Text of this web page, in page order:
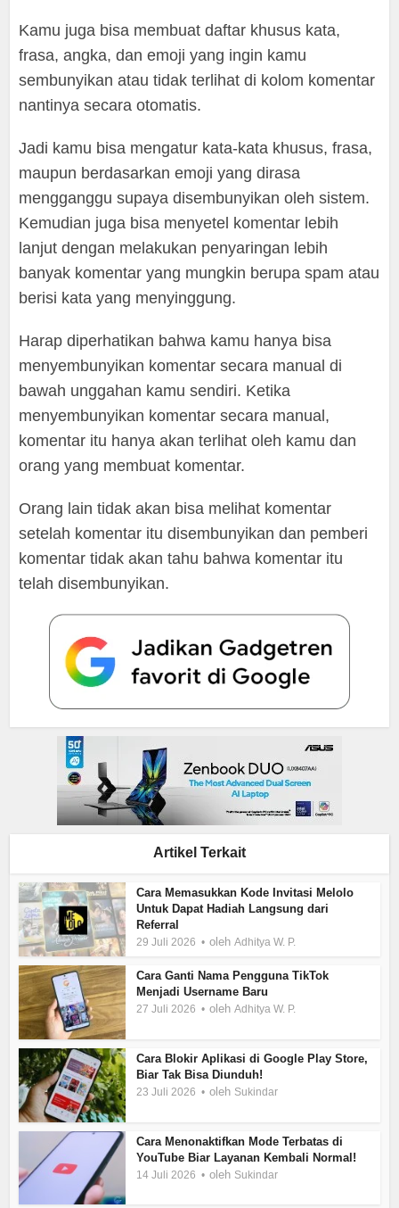
Kamu juga bisa membuat daftar khusus kata,
frasa, angka, dan emoji yang ingin kamu
sembunyikan atau tidak terlihat di kolom komentar
nantinya secara otomatis.
Jadi kamu bisa mengatur kata-kata khusus, frasa,
maupun berdasarkan emoji yang dirasa
mengganggu supaya disembunyikan oleh sistem.
Kemudian juga bisa menyetel komentar lebih
lanjut dengan melakukan penyaringan lebih
banyak komentar yang mungkin berupa spam atau
berisi kata yang menyinggung.
Harap diperhatikan bahwa kamu hanya bisa
menyembunyikan komentar secara manual di
bawah unggahan kamu sendiri. Ketika
menyembunyikan komentar secara manual,
komentar itu hanya akan terlihat oleh kamu dan
orang yang membuat komentar.
Orang lain tidak akan bisa melihat komentar
setelah komentar itu disembunyikan dan pemberi
komentar tidak akan tahu bahwa komentar itu
telah disembunyikan.
Artikel Terkait
Cara Memasukkan Kode Invitasi Melolo
Untuk Dapat Hadiah Langsung dari
Referral
29 Juli 2026 olehAdhitya W. P.
Cara Ganti Nama Pengguna TikTok
Menjadi Username Baru
27 Juli 2026 olehAdhitya W. P.
Cara Blokir Aplikasi di Google Play Store,
Biar Tak Bisa Diunduh!
23 Juli 2026 oleh Sukindar
Cara Menonaktifkan Mode Terbatas di
YouTube Biar Layanan Kembali Normal!
14 Juli 2026 oleh Sukindar